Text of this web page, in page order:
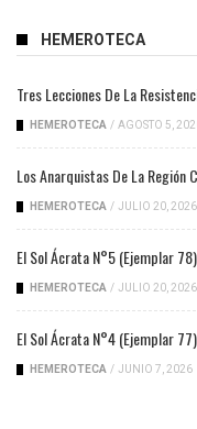
HEMEROTECA
Tres Lecciones De La
HEMEROTECA / AGOSTO 5,
Los Anarquistas De La Región
HEMEROTECA / JULIO 20, 2026
El Sol Ácrata N°5 (ejemplar
HEMEROTECA / JULIO 20, 2026
El Sol Ácrata N°4 (ejemplar
HEMEROTECA / JUNIO 7, 2026